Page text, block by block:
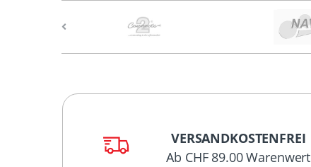
VERSANDKOSTENFREI
Ab CHF 89.00 Warenwert